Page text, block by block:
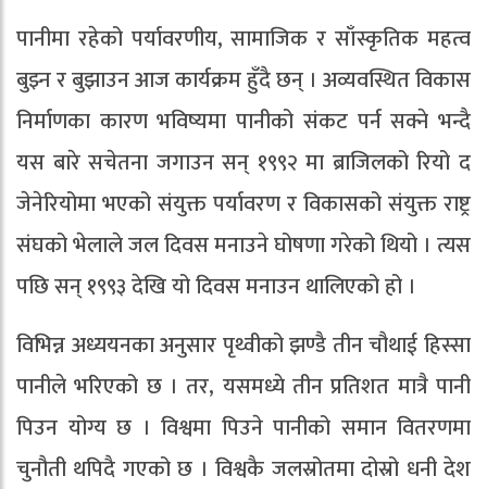
पानीमा रहेको पर्यावरणीय, सामाजिक र साँस्कृतिक महत्व
बुझ्न र बुझाउन आज कार्यक्रम हुँदै छन् । अव्यवस्थित विकास
निर्माणका कारण भविष्यमा पानीको संकट पर्न सक्ने भन्दै
यस बारे सचेतना जगाउन सन् १९९२ मा ब्राजिलको रियो द
जेनेरियोमा भएको संयुक्त पर्यावरण र विकासको संयुक्त राष्ट्र
संघको भेलाले जल दिवस मनाउने घोषणा गरेको थियो । त्यस
पछि सन् १९९३ देखि यो दिवस मनाउन थालिएको हो ।
विभिन्न अध्ययनका अनुसार पृथ्वीको झण्डै तीन चौथाई हिस्सा
पानीले भरिएको छ । तर, यसमध्ये तीन प्रतिशत मात्रै पानी
पिउन योग्य छ । विश्वमा पिउने पानीको समान वितरणमा
चुनौती थपिदै गएको छ । विश्वकै जलस्रोतमा दोस्रो धनी देश